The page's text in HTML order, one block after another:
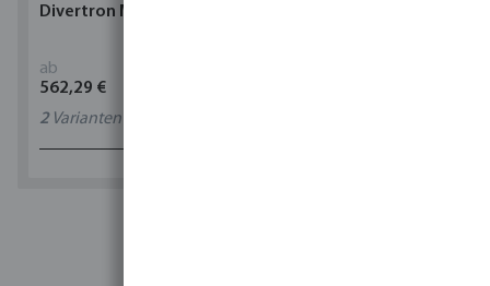
Divertron M
ab
562,29 €
2Varianten